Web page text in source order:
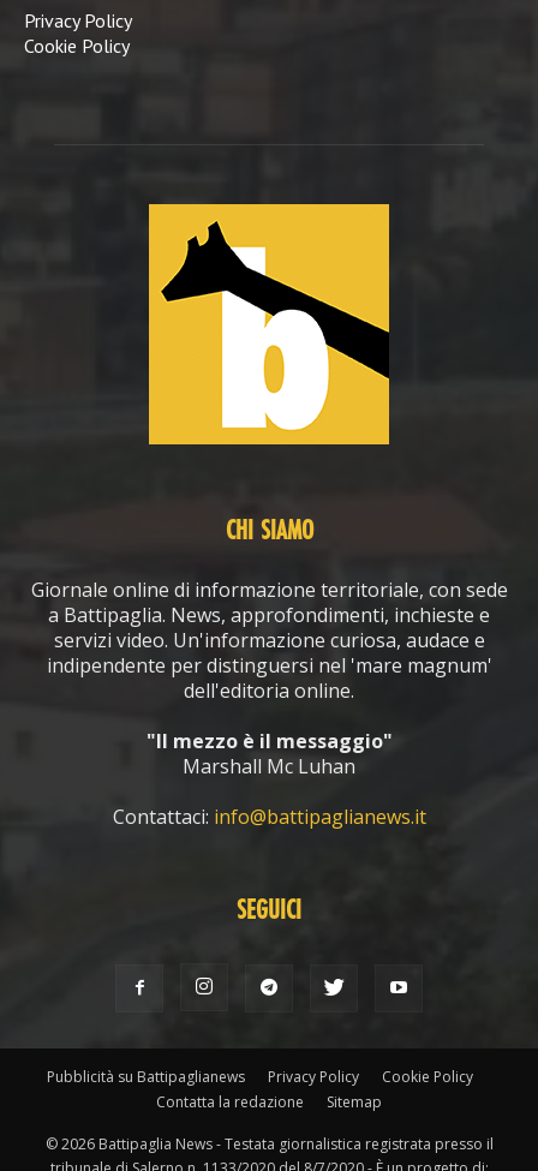
Privacy Policy
Cookie Policy
CHI SIAMO
Giornale online di informazione territoriale, con sede
a Battipaglia. News, approfondimenti, inchieste e
servizi video. Un'informazione curiosa, audace e
indipendente per distinguersi nel 'mare magnum'
dell'editoria online.
"Il mezzo è il messaggio"
Marshall Mc Luhan
Contattaci: info@battipaglianews.it
SEGUICI
Pubblicità su Battipaglianews Privacy Policy
Cookie Policy
Contatta la redazione
Sitemap
© 2026 Battipaglia News - Testata giornalistica registrata presso il